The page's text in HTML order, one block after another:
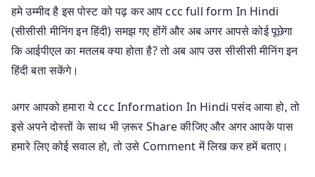
हमे उम्मीद है इस पोस्ट को पढ़ कर आप ccc full form In Hindi
(सीसीसी मीनिंग इन हिंदी) समझ गए होंगें और अब अगर आपसे कोई पूछेगा
कि आईपीएल का मतलब क्या होता है? तो अब आप उस सीसीसी मीनिंग इन
हिंदी बता सकेंगे।
अगर आपको हमारा ये ccc Information In Hindi पसंद आया हो, तो
इसे अपने दोस्तों के साथ भी ज़रूर Share कीजिए और अगर आपके पास
हमारे लिए कोई सवाल हो, तो उसे Comment में लिख कर हमें बताए।